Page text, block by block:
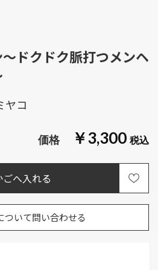
ドクドク脈打つメンヘ
￥3,300
ついて問い合わせる
ヤコ